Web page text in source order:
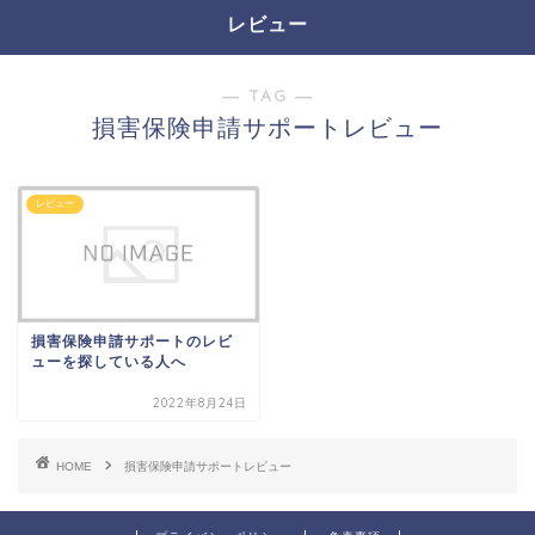
レビュー
― TAG ―
損害保険申請サポートレビュー
レビュー
損害保険申請サポートのレビ
ューを探している人へ
2022年8月24日
HOME 損害保険申請サポートレビュー